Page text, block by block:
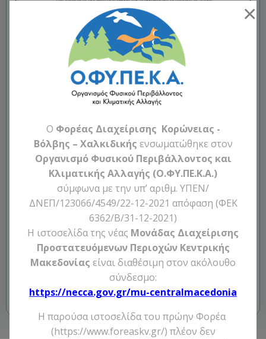
Categories:
Δελτία τύπου
Previous post
×
O Φορέας Διαχείρισης Κορώνειας -
Βόλβης – Χαλκιδικής ενσωματώθηκε στον
Οργανισμό Φυσικού Περιβάλλοντος και
Κλιματικής Αλλαγής (Ο.ΦΥ.ΠΕ.Κ.Α.)
σύμφωνα με την υπ’ αριθμ. ΥΠΕΝ/
ΔΝΕΠ/123066/4549/22-12-2021 απόφαση (ΦΕΚ
6362/Β/31-12-2021)
Η ιστοσελίδα της νέας Μονάδας Διαχείρισης
Προστατευόμενων Περιοχών Κεντρικής
Μακεδονίας είναι διαθέσιμη στον ακόλουθο
σύνδεσμο:
https://necca.gov.gr/mu-centralmacedonia
Η παρούσα ιστοσελίδα του πρώην Φορέα
(https://www.foreaskv.gr/) πλέον δεν